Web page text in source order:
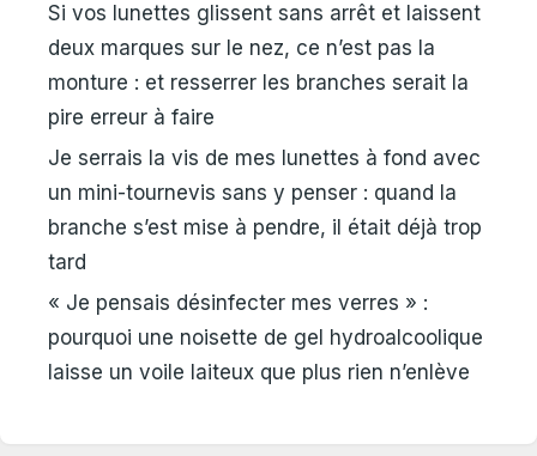
Si vos lunettes glissent sans arrêt et laissent
deux marques sur le nez, ce n’est pas la
monture : et resserrer les branches serait la
pire erreur à faire
Je serrais la vis de mes lunettes à fond avec
un mini-tournevis sans y penser : quand la
branche s’est mise à pendre, il était déjà trop
tard
« Je pensais désinfecter mes verres » :
pourquoi une noisette de gel hydroalcoolique
laisse un voile laiteux que plus rien n’enlève